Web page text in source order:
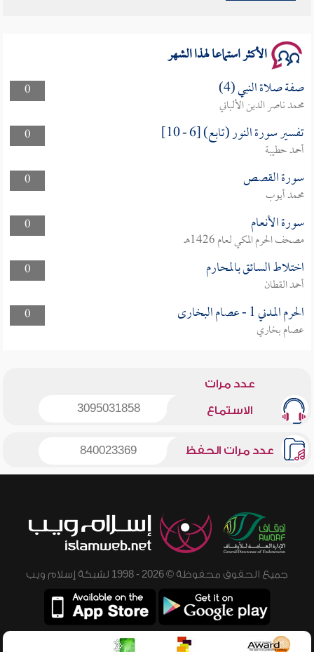
الأكثر استماعا لهذا الشهر
0 صفة صلاة النبي (4)
محمد ناصر الدين الألباني
0
تفسير سورة النور (تابع) [6 - 10]
أحمد حطيبة
0
سورة القصص
محمد أيوب
0
سورة الأنعام
مصحف الحرم المكي لعام 1426هـ
0
اختلاط السائق بالمحارم
أحمد القطان
0
الحرم المدني 1 - عصام البخارى
عصام بخاري
عدد مرات
الاستماع 3095031858
عدد مرات الحفظ 840023369
جميع الحقوق محفوظة © 2026 - 1998 لشبكة إسلام ويب